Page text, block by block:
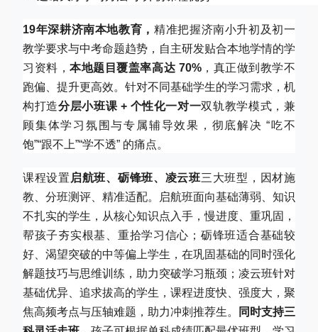
19年深耕济南本地教育， 精准把握济南小升初及初一
教学要求与中考命题趋势，自主研发贴合本地学情的学
习资料，本地题目覆盖率高达 70%，真正做到教学不
跑偏、提升更高效。针对不同基础学生的学习需求，机
构打造分层小班课 + 个性化一对一双轨教学模式，兼
顾集体学习氛围与专属辅导效果，彻底解决 “吃不
饱”“跟不上”“学不透” 的痛点。
课程设置 启航班、砺锋班、凌云班三大班型，因材施
教、分班测评、精准适配。启航班面向基础薄弱、知识
不扎实的学生，从核心知识点入手，慢进度、重巩固，
帮孩子夯实根基、重拾学习信心；砺锋班适合基础较
好、渴望突破的中等偏上学生，在巩固基础的同时强化
解题技巧与思维训练，助力突破学习瓶颈；凌云班针对
基础优异、追求拔高的学生，课程进度快、强度大，聚
焦高频考点与压轴难题，助力冲刺推荐生。
同时支持三